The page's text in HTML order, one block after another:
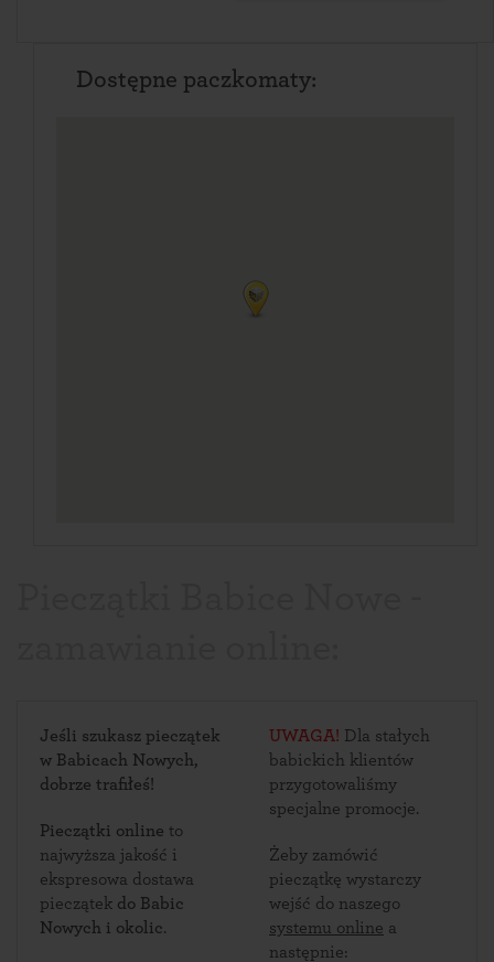
Dostępne paczkomaty:
Jeśli szukasz pieczątek
w Babicach Nowych,
dobrze trafiłeś!
Pieczątki online to
najwyższa jakość i
ekspresowa dostawa
pieczątek do Babic
Nowych i okolic.
UWAGA! Dla stałych
babickich klientów
przygotowaliśmy
specjalne promocje.
Żeby zamówić
pieczątkę wystarczy
wejść do naszego
systemu online a
następnie: